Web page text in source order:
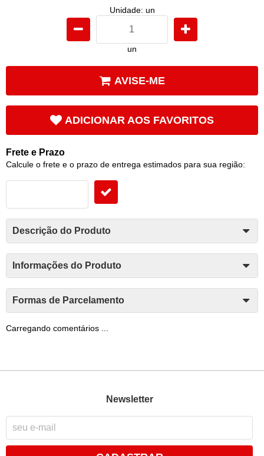
Unidade: un
un
AVISE-ME
ADICIONAR AOS FAVORITOS
Frete e Prazo
Calcule o frete e o prazo de entrega estimados para sua região:
Descrição do Produto
Informações do Produto
Formas de Parcelamento
Carregando comentários ...
Newsletter